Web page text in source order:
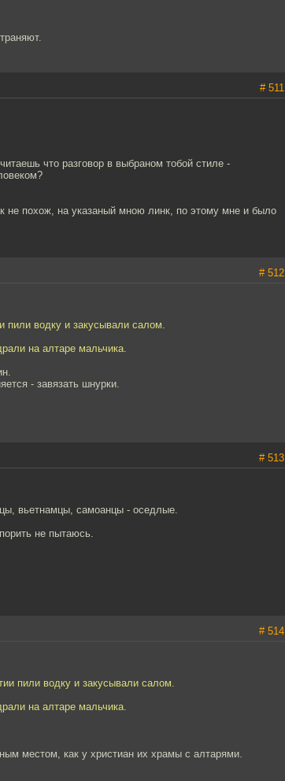
# 511
что разговор в выбраном тобой стиле -
не похож, на указаный мною линк, по этому мне и было
# 512
пили водку и закусывали салом.
на алтаре мальчика.
- завязать шнурки.
# 513
вьетнамцы, самоанцы - оседлые.
не пытаюсь.
# 514
пили водку и закусывали салом.
на алтаре мальчика.
местом, как у христиан их храмы с алтарями.